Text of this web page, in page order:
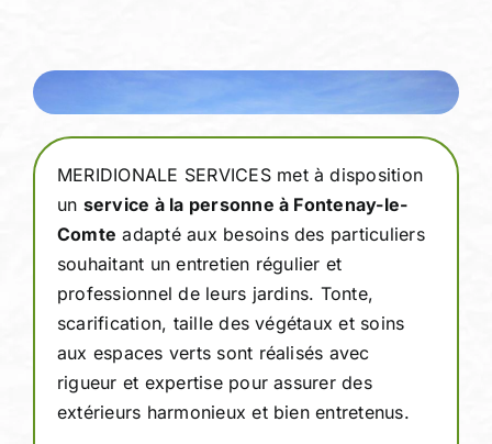
MERIDIONALE SERVICES met à disposition
un service à la personne à Fontenay-le-
Comte adapté aux besoins des particuliers
souhaitant un entretien régulier et
professionnel de leurs jardins. Tonte,
scarification, taille des végétaux et soins
aux espaces verts sont réalisés avec
rigueur et expertise pour assurer des
extérieurs harmonieux et bien entretenus.